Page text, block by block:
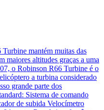
mantém muitas das
maiores altitudes graças a uma
o Robinson R66 Turbine é o
a turbina considerado
grande parte dos
Sistema de comando
de subida Velocímetro